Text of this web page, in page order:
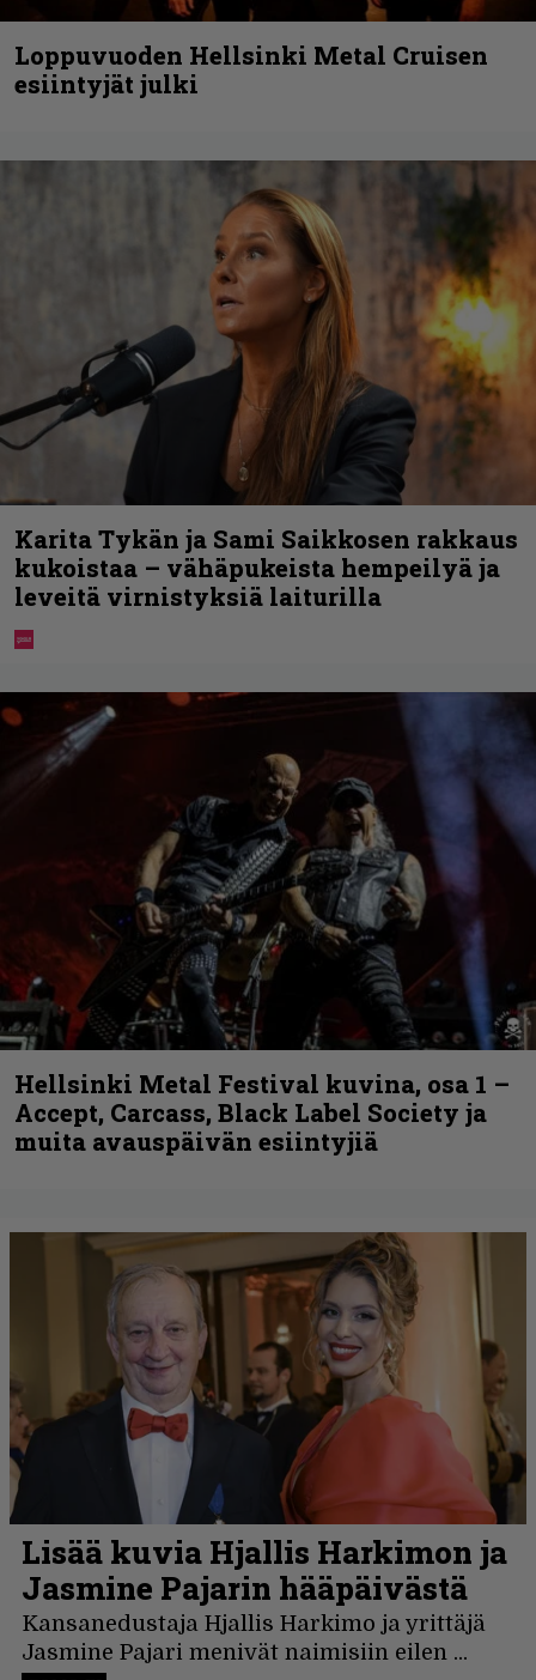
Loppuvuoden Hellsinki Metal Cruisen
esiintyjät julki
Karita Tykän ja Sami Saikkosen rakkaus
kukoistaa – vähäpukeista hempeilyä ja
leveitä virnistyksiä laiturilla
Hellsinki Metal Festival kuvina, osa 1 –
Accept, Carcass, Black Label Society ja
muita avauspäivän esiintyjiä